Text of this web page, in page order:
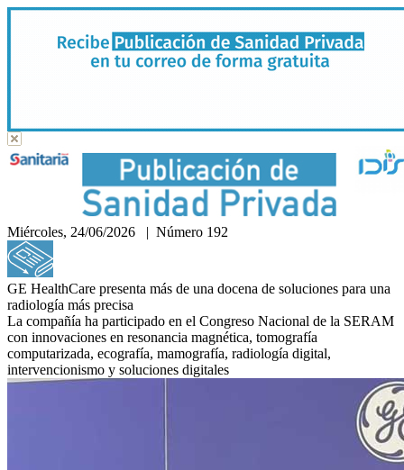
Miércoles, 24/06/2026 | Número 192
GE HealthCare presenta más de una docena de soluciones para una
radiología más precisa
La compañía ha participado en el Congreso Nacional de la SERAM
con innovaciones en resonancia magnética, tomografía
computarizada, ecografía, mamografía, radiología digital,
intervencionismo y soluciones digitales